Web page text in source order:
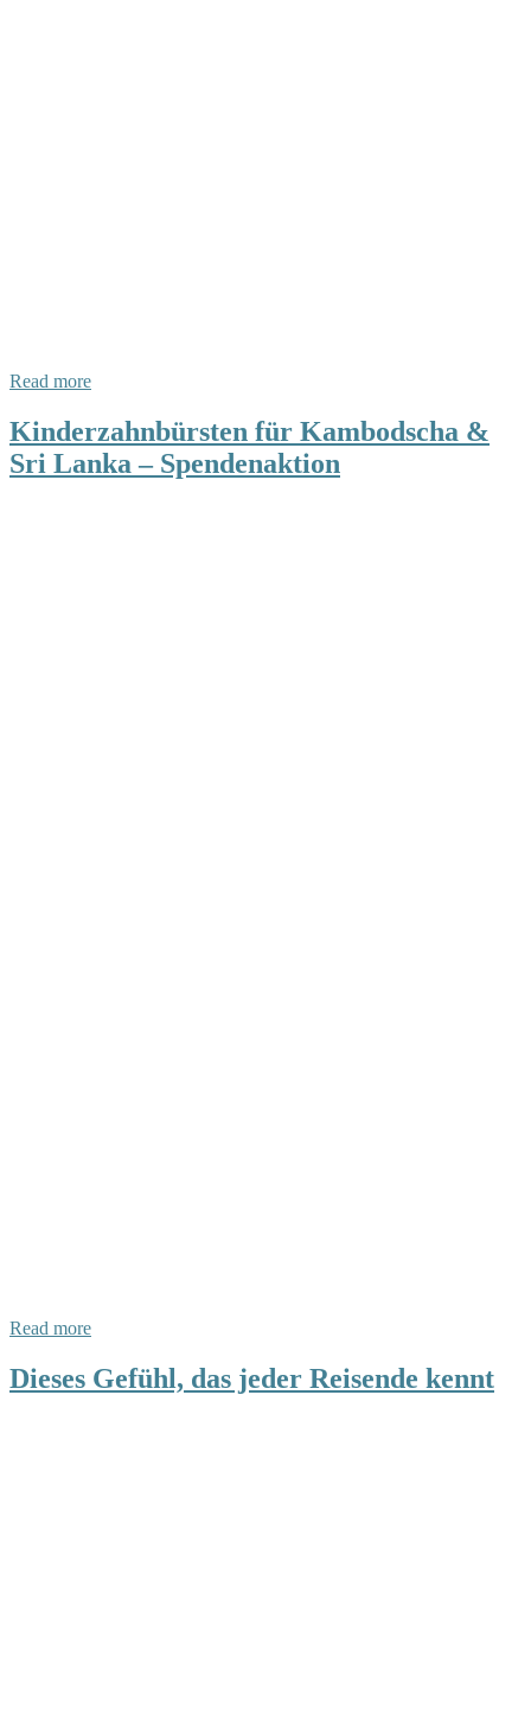
Read more
Kinderzahnbürsten für Kambodscha &
Sri Lanka – Spendenaktion
Read more
Dieses Gefühl, das jeder Reisende kennt